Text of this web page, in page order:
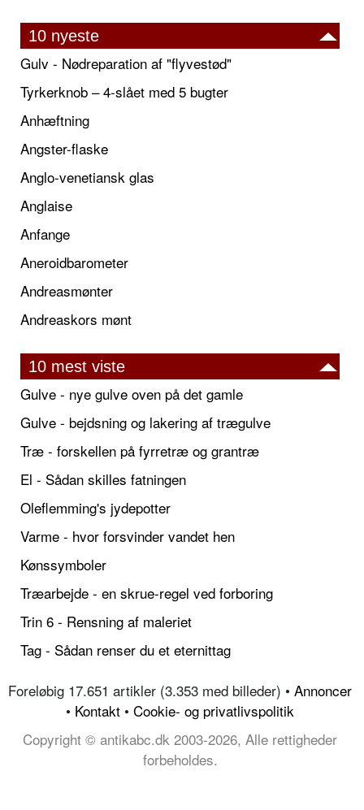
10 nyeste
Gulv - Nødreparation af "flyvestød"
Tyrkerknob – 4-slået med 5 bugter
Anhæftning
Angster-flaske
Anglo-venetiansk glas
Anglaise
Anfange
Aneroidbarometer
Andreasmønter
Andreaskors mønt
10 mest viste
Gulve - nye gulve oven på det gamle
Gulve - bejdsning og lakering af trægulve
Træ - forskellen på fyrretræ og grantræ
El - Sådan skilles fatningen
Oleflemming's jydepotter
Varme - hvor forsvinder vandet hen
Kønssymboler
Træarbejde - en skrue-regel ved forboring
Trin 6 - Rensning af maleriet
Tag - Sådan renser du et eternittag
Foreløbig 17.651 artikler (3.353 med billeder) • Annoncer
• Kontakt • Cookie- og privatlivspolitik
Copyright © antikabc.dk 2003-2026, Alle rettigheder
forbeholdes.